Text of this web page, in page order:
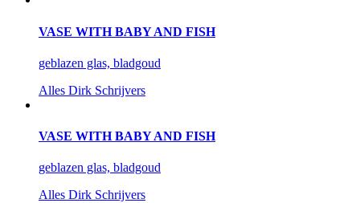
VASE WITH BABY AND FISH
geblazen glas, bladgoud
Alles Dirk Schrijvers
VASE WITH BABY AND FISH
geblazen glas, bladgoud
Alles Dirk Schrijvers